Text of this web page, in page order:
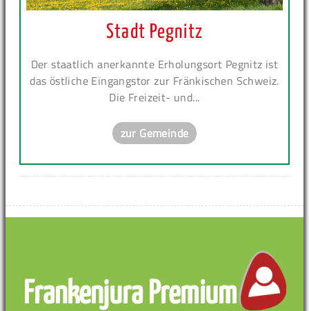
Stadt Pegnitz
Der staatlich anerkannte Erholungsort Pegnitz ist
das östliche Eingangstor zur Fränkischen Schweiz.
Die Freizeit- und...
zur Gemeinde
Frankenjura Premium